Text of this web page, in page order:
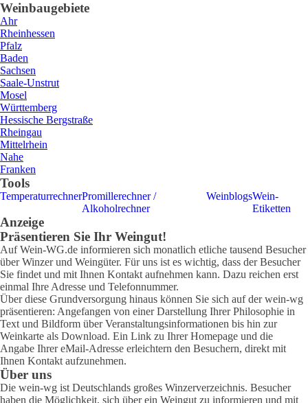
Weinbaugebiete
Ahr
Rheinhessen
Pfalz
Baden
Sachsen
Saale-Unstrut
Mosel
Württemberg
Hessische Bergstraße
Rheingau
Mittelrhein
Nahe
Franken
Tools
TemperaturrechnerPromillerechner /
Alkoholrechner
WeinblogsWein-
Etiketten
Anzeige
Präsentieren Sie Ihr Weingut!
Auf Wein-WG.de informieren sich monatlich etliche tausend Besucher
über Winzer und Weingüter. Für uns ist es wichtig, dass der Besucher
Sie findet und mit Ihnen Kontakt aufnehmen kann. Dazu reichen erst
einmal Ihre Adresse und Telefonnummer.
Über diese Grundversorgung hinaus können Sie sich auf der wein-wg
präsentieren: Angefangen von einer Darstellung Ihrer Philosophie in
Text und Bildform über Veranstaltungsinformationen bis hin zur
Weinkarte als Download. Ein Link zu Ihrer Homepage und die
Angabe Ihrer eMail-Adresse erleichtern den Besuchern, direkt mit
Ihnen Kontakt aufzunehmen.
Über uns
Die wein-wg ist Deutschlands großes Winzerverzeichnis. Besucher
haben die Möglichkeit, sich über ein Weingut zu informieren und mit